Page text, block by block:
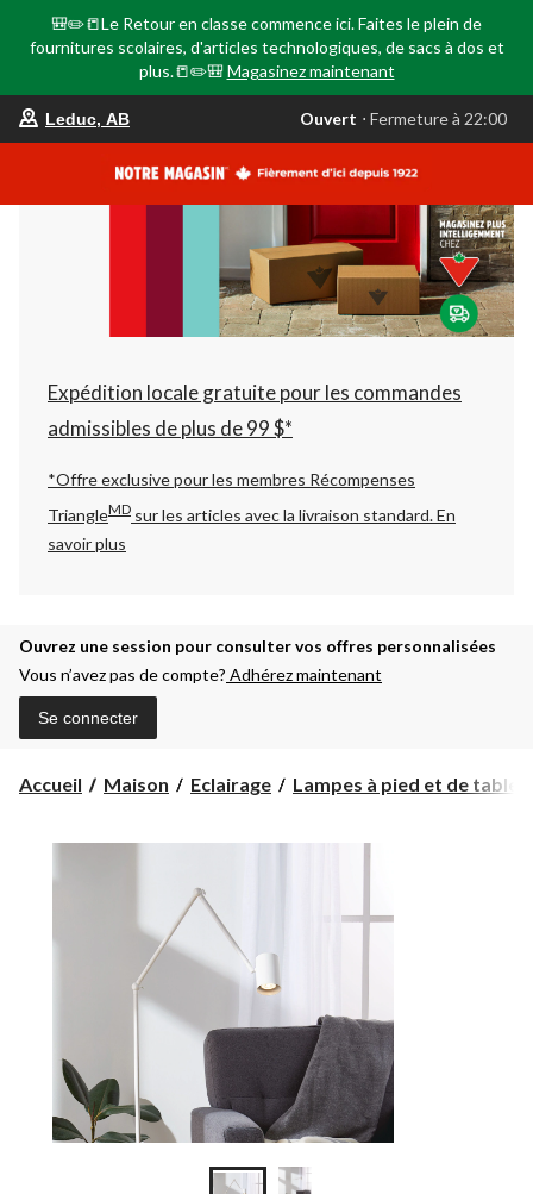
🎒✏️📒Le Retour en classe commence ici. Faites le plein de
fournitures scolaires, d'articles technologiques, de sacs à dos et
plus.📒✏️🎒 Magasinez maintenant
votre
est
AB,
Ouvert,
Fermeture
à
22:00
changer
Leduc, AB Ouvert ⋅ Fermeture à 22:00
Expédition locale gratuite pour les commandes
admissibles de plus de 99 $*
*Offre exclusive pour les membres Récompenses
TriangleMD sur les articles avec la livraison standard.En
savoir plus
Ouvrez une session pour consulter vos offres personnalisées
Vous n’avez pas de compte? Adhérez maintenant
Se connecter
Accueil Maison Eclairage Lampes à pied et de table